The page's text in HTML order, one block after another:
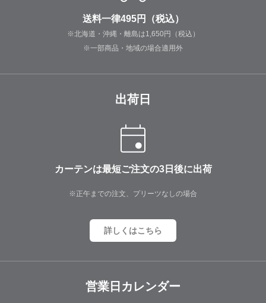
送料一律495円（税込）
※北海道・沖縄・離島は1,650円（税込）
※一部商品・地域の場合適用外
出荷日
カーテンは最短ご注文の3日後に出荷
※正午までの注文、プリーツなしの場合
詳しくはこちら
営業日カレンダー